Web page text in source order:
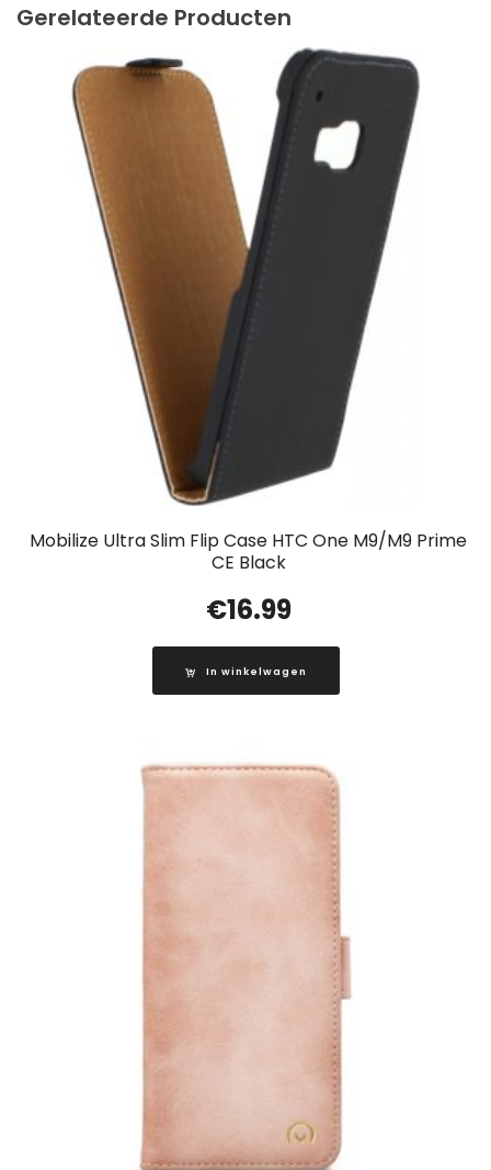
Gerelateerde Producten
Mobilize Ultra Slim Flip Case HTC One M9/M9 Prime
CE Black
€16.99
In winkelwagen